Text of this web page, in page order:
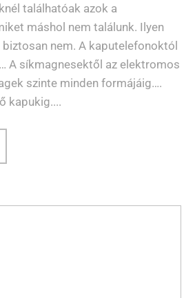
találhatóak azok a
máshol nem találunk. Ilyen
nem. A kaputelefonoktól
A síkmagnesektől az elektromos
szinte minden formájáig….
kapukig....